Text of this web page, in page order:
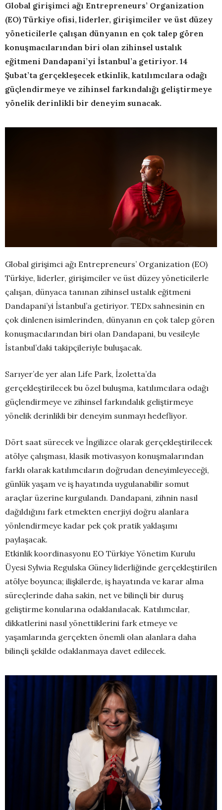
Global girişimci ağı Entrepreneurs’ Organization
(EO) Türkiye ofisi, liderler, girişimciler ve üst düzey
yöneticilerle çalışan dünyanın en çok talep gören
konuşmacılarından biri olan zihinsel ustalık
eğitmeni Dandapani’yi İstanbul’a getiriyor. 14
Şubat’ta gerçekleşecek etkinlik, katılımcılara odağı
güçlendirmeye ve zihinsel farkındalığı geliştirmeye
yönelik derinlikli bir deneyim sunacak.
Global girişimci ağı Entrepreneurs’ Organization (EO)
Türkiye, liderler, girişimciler ve üst düzey yöneticilerle
çalışan, dünyaca tanınan zihinsel ustalık eğitmeni
Dandapani’yi İstanbul’a getiriyor. TEDx sahnesinin en
çok dinlenen isimlerinden, dünyanın en çok talep gören
konuşmacılarından biri olan Dandapani, bu vesileyle
İstanbul’daki takipçileriyle buluşacak.
Sarıyer’de yer alan Life Park, İzoletta’da
gerçekleştirilecek bu özel buluşma, katılımcılara odağı
güçlendirmeye ve zihinsel farkındalık geliştirmeye
yönelik derinlikli bir deneyim sunmayı hedefliyor.
Dört saat sürecek ve İngilizce olarak gerçekleştirilecek
atölye çalışması, klasik motivasyon konuşmalarından
farklı olarak katılımcıların doğrudan deneyimleyeceği,
günlük yaşam ve iş hayatında uygulanabilir somut
araçlar üzerine kurgulandı. Dandapani, zihnin nasıl
dağıldığını fark etmekten enerjiyi doğru alanlara
yönlendirmeye kadar pek çok pratik yaklaşımı
paylaşacak.
Etkinlik koordinasyonu EO Türkiye Yönetim Kurulu
Üyesi Sylwia Regulska Güney liderliğinde gerçekleştirilen
atölye boyunca; ilişkilerde, iş hayatında ve karar alma
süreçlerinde daha sakin, net ve bilinçli bir duruş
geliştirme konularına odaklanılacak. Katılımcılar,
dikkatlerini nasıl yönettiklerini fark etmeye ve
yaşamlarında gerçekten önemli olan alanlara daha
bilinçli şekilde odaklanmaya davet edilecek.